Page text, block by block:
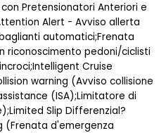
Pretensionatori Anteriori e
Alert - Avviso allerta
automatici;Frenata
riconoscimento pedoni/ciclisti
Cruise
warning (Avviso collisione
(ISA);Limitatore di
Slip Differenzial?
(Frenata d'emergenza